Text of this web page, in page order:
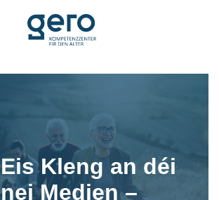
Eis Kleng an déi
nei Medien –